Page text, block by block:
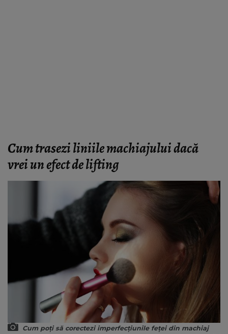
Cum trasezi liniile machiajului dacă
vrei un efect de lifting
Cum poți să corectezi imperfecțiunile feței din machiaj